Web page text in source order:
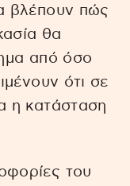
βλέπουν πώς
θα
από όσο
ότι σε
η κατάσταση
του